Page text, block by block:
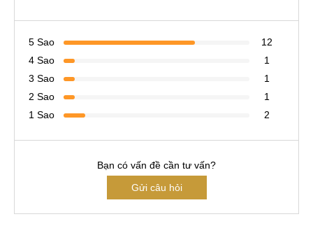
5 Sao
12
4 Sao
1
3 Sao
1
2 Sao
1
1 Sao
2
Bạn có vấn đề cần tư vấn?
Gửi câu hỏi